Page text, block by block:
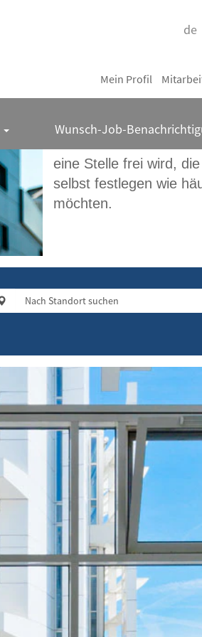
de
Mein Profil
Wunsch-Job-
Finden Sie mit Hilfe
passende Stelle bei
Noch nichts
eine Stelle frei wird,
selbst festlegen wie
möchten.